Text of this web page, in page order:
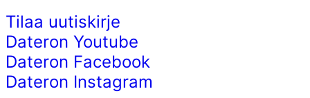
Tilaa uutiskirje
Dateron Youtube
Dateron Facebook
Dateron Instagram